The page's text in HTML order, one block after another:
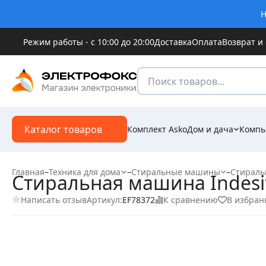
Режим работы - с 10:00 до 20:00ДоставкаОплатаВозврат
Каталог товаров Комплект AskoДом и дача
Главная–Техника для дома –Стиральные машины –
Стиральная машина Indesit
Написать отзывАртикул:EF78372 К сравнению В